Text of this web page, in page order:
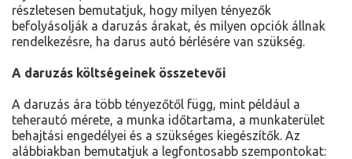
részletesen bemutatjuk, hogy milyen tényezők
befolyásolják a daruzás árakat, és milyen opciók állnak
rendelkezésre, ha darus autó bérlésére van szükség.
A daruzás költségeinek összetevői
A daruzás ára több tényezőtől függ, mint például a
teherautó mérete, a munka időtartama, a munkaterület
behajtási engedélyei és a szükséges kiegészítők. Az
alábbiakban bemutatjuk a legfontosabb szempontokat: